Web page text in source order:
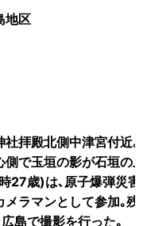
地区
社拝殿北側中津宮付近
側で玉垣の影が石垣の
27歳)は､原子爆弾災
メラマンとして参加｡
島で撮影を行った｡